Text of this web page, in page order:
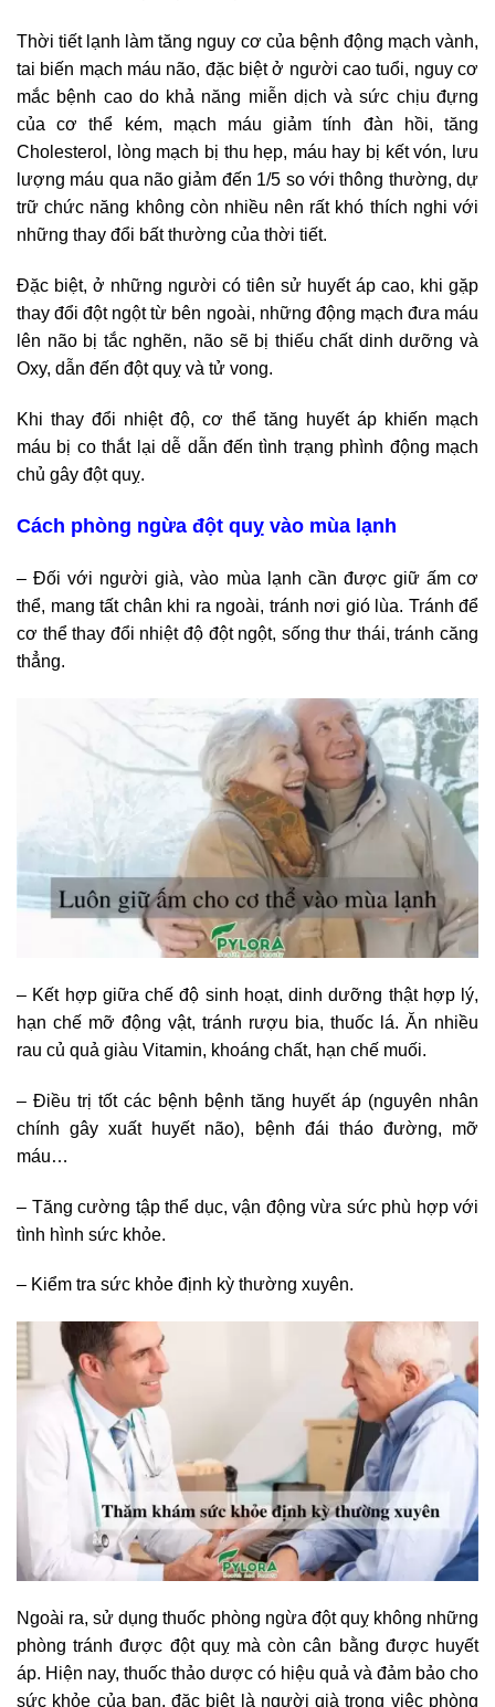
Thời tiết lạnh làm tăng nguy cơ của bệnh động mạch vành,
tai biến mạch máu não, đặc biệt ở người cao tuổi, nguy cơ
mắc bệnh cao do khả năng miễn dịch và sức chịu đựng
của cơ thể kém, mạch máu giảm tính đàn hồi, tăng
Cholesterol, lòng mạch bị thu hẹp, máu hay bị kết vón, lưu
lượng máu qua não giảm đến 1/5 so với thông thường, dự
trữ chức năng không còn nhiều nên rất khó thích nghi với
những thay đổi bất thường của thời tiết.
Đặc biệt, ở những người có tiên sử huyết áp cao, khi gặp
thay đổi đột ngột từ bên ngoài, những động mạch đưa máu
lên não bị tắc nghẽn, não sẽ bị thiếu chất dinh dưỡng và
Oxy, dẫn đến đột quỵ và tử vong.
Khi thay đổi nhiệt độ, cơ thể tăng huyết áp khiến mạch
máu bị co thắt lại dễ dẫn đến tình trạng phình động mạch
chủ gây đột quỵ.
Cách phòng ngừa đột quỵ vào mùa lạnh
– Đối với người già, vào mùa lạnh cần được giữ ấm cơ
thể, mang tất chân khi ra ngoài, tránh nơi gió lùa. Tránh để
cơ thể thay đổi nhiệt độ đột ngột, sống thư thái, tránh căng
thẳng.
– Kết hợp giữa chế độ sinh hoạt, dinh dưỡng thật hợp lý,
hạn chế mỡ động vật, tránh rượu bia, thuốc lá. Ăn nhiều
rau củ quả giàu Vitamin, khoáng chất, hạn chế muối.
– Điều trị tốt các bệnh bệnh tăng huyết áp (nguyên nhân
chính gây xuất huyết não), bệnh đái tháo đường, mỡ
máu…
– Tăng cường tập thể dục, vận động vừa sức phù hợp với
tình hình sức khỏe.
– Kiểm tra sức khỏe định kỳ thường xuyên.
Ngoài ra, sử dụng thuốc phòng ngừa đột quỵ không những
phòng tránh được đột quỵ mà còn cân bằng được huyết
áp. Hiện nay, thuốc thảo dược có hiệu quả và đảm bảo cho
sức khỏe của bạn, đặc biệt là người già trong việc phòng